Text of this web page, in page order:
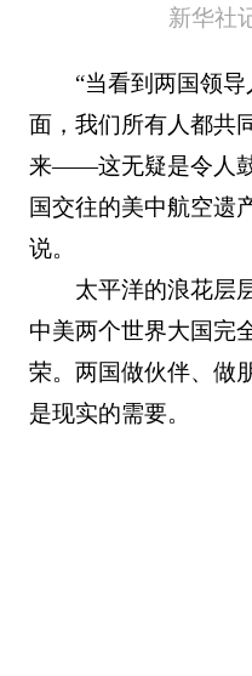
新华社
“当看到两国领
面，我们所有人都共
来——这无疑是令人
国交往的美中航空遗
说。
太平洋的浪花层
中美两个世界大国完
荣。两国做伙伴、做
是现实的需要。